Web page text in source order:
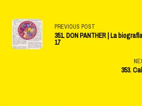
<span
class="nav-
PREVIOUS POST
351. DON PANTHER | La
17
353.